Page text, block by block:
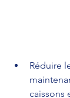
Réduire
caissons